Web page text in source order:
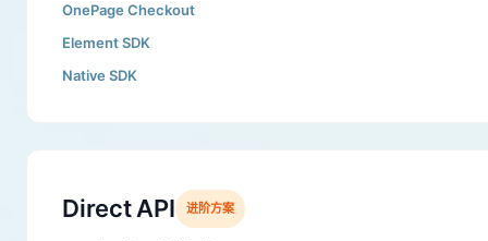
OnePage Checkout
Element SDK
Native SDK
Direct API 进阶方案